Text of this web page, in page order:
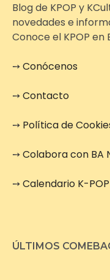
Blog de KPOP y
novedades e
Conoce el KPOP en
➙Conócenos
➙Contacto
➙ Política de
➙Colabora con BA
➙Calendario K-POP
ÚLTIMOS